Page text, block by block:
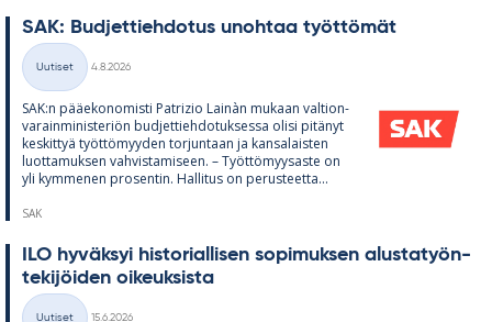
SAK: Bud­jet­tieh­do­tus unoh­taa työt­tö­mät
Kategoriat
Uutiset
4.8.2026
SAK:n pää­e­ko­no­misti Pat­rizio Lainàn mu­kaan val­tion­
va­rain­mi­nis­te­riön bud­jet­tieh­do­tuk­sessa olisi pi­tä­nyt
kes­kit­tyä työt­tö­myy­den tor­jun­taan ja kan­sa­lais­ten
luot­ta­muk­sen vah­vis­ta­mi­seen. – Työt­tö­myy­saste on
yli kym­me­nen pro­sen­tin. Hal­li­tus on pe­rus­teetta...
SAK
ILO hy­väk­syi his­to­rial­li­sen so­pi­muk­sen alus­ta­työn­
te­ki­jöi­den oi­keuk­sista
Uutiset
15.6.2026